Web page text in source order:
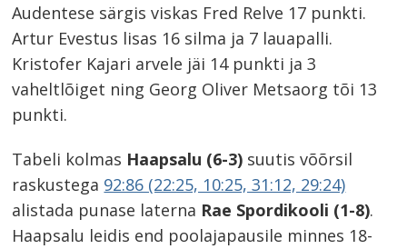
Audentese särgis viskas Fred Relve 17 punkti.
Artur Evestus lisas 16 silma ja 7 lauapalli.
Kristofer Kajari arvele jäi 14 punkti ja 3
vaheltlõiget ning Georg Oliver Metsaorg tõi 13
punkti.
Tabeli kolmas Haapsalu (6-3) suutis võõrsil
raskustega 92:86 (22:25, 10:25, 31:12, 29:24)
alistada punase laterna Rae Spordikooli (1-8).
Haapsalu leidis end poolajapausile minnes 18-